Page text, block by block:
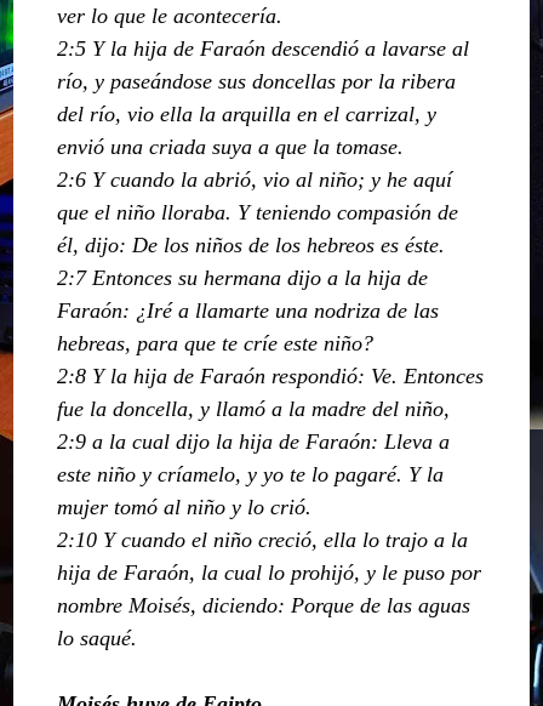
ver lo que le acontecería.
2:5 Y la hija de Faraón descendió a lavarse al
río, y paseándose sus doncellas por la ribera
del río, vio ella la arquilla en el carrizal, y
envió una criada suya a que la tomase.
2:6 Y cuando la abrió, vio al niño; y he aquí
que el niño lloraba. Y teniendo compasión de
él, dijo: De los niños de los hebreos es éste.
2:7 Entonces su hermana dijo a la hija de
Faraón: ¿Iré a llamarte una nodriza de las
hebreas, para que te críe este niño?
2:8 Y la hija de Faraón respondió: Ve. Entonces
fue la doncella, y llamó a la madre del niño,
2:9 a la cual dijo la hija de Faraón: Lleva a
este niño y críamelo, y yo te lo pagaré. Y la
mujer tomó al niño y lo crió.
2:10 Y cuando el niño creció, ella lo trajo a la
hija de Faraón, la cual lo prohijó, y le puso por
nombre Moisés, diciendo: Porque de las aguas
lo saqué.